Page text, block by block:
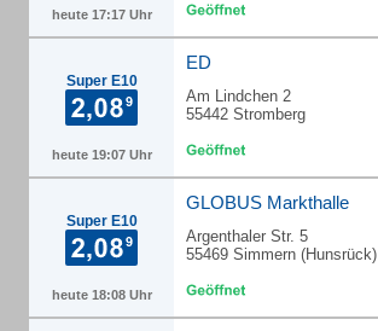
heute 17:17 Uhr
Super E10
heute 19:07 Uhr
ED
Am Lindchen 2
55442 Stromberg
Super E10
heute 18:08 Uhr
GLOBUS Markthalle
Argenthaler Str. 5
55469 Simmern (Hunsrück)